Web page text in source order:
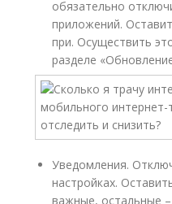
обязательно
приложений.
при. Осуществить
разделе
Уведомления.
настройках.
важные, остальные